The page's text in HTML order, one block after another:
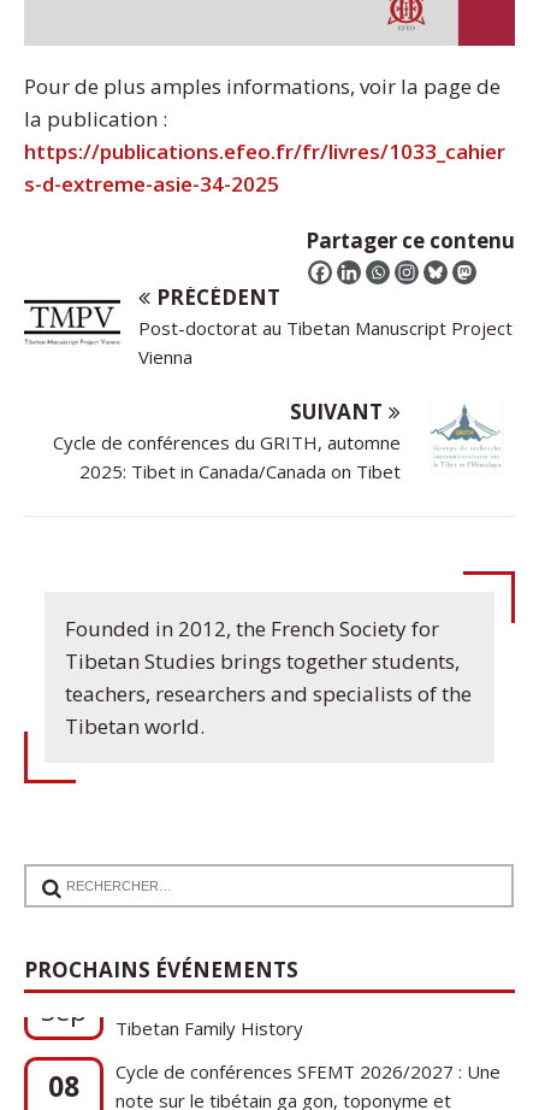
Pour de plus amples informations, voir la page de
la publication :
https://publications.efeo.fr/fr/livres/1033_cahier
s-d-extreme-asie-34-2025
Partager ce contenu
PRÉCÉDENT
Post-doctorat au Tibetan Manuscript Project
Vienna
SUIVANT
Cycle de conférences du GRITH, automne
2025: Tibet in Canada/Canada on Tibet
Founded in 2012, the French Society for
Tibetan Studies brings together students,
teachers, researchers and specialists of the
Tibetan world.
PROCHAINS ÉVÉNEMENTS
Sep
1920s Tibet to 21st-Century Darjeeling: A
Tibetan Family History
08
Oct
Cycle de conférences SFEMT 2026/2027 : Une
note sur le tibétain ga gon, toponyme et
phytonyme : guerres, religions et cucurbitacées